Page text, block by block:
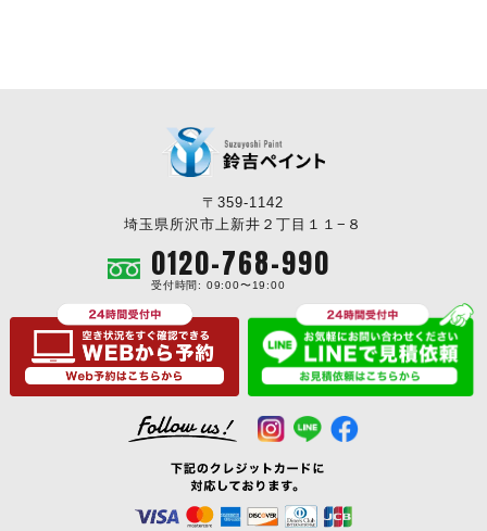
〒359-1142
埼玉県所沢市上新井２丁目１１−８
0120-768-990
受付時間: 09:00〜19:00